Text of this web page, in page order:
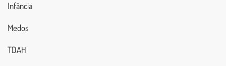
Infância
Medos
TDAH